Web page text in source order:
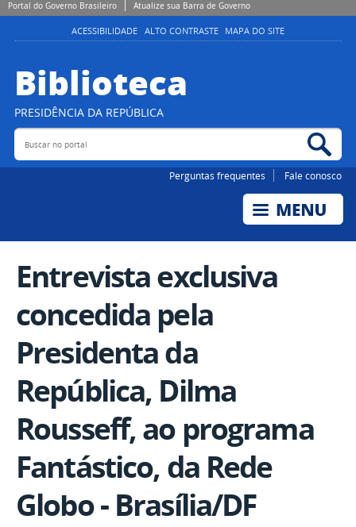
Portal do Governo Brasileiro Atualize sua Barra de Governo
ACESSIBILIDADE ALTO CONTRASTE MAPA DO SITE
Biblioteca
PRESIDÊNCIA DA REPÚBLICA
Buscar no portal
Perguntas frequentes Fale conosco
Entrevista exclusiva
concedida pela
Presidenta da
República, Dilma
Rousseff, ao programa
Fantástico, da Rede
Globo - Brasília/DF